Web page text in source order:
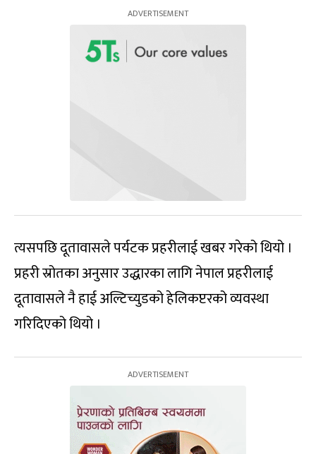
त्यसपछि दूतावासले पर्यटक प्रहरीलाई खबर गरेको थियो ।
प्रहरी स्रोतका अनुसार उद्धारका लागि नेपाल प्रहरीलाई
दूतावासले नै हाई अल्टिच्युडको हेलिकप्टरको व्यवस्था
गरिदिएको थियो ।